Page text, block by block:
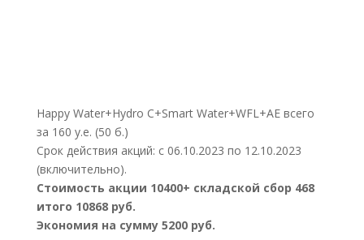
Happy Water+Hydro C+Smart Water+WFL+АЕ всего
за 160 у.е. (50 б.)
Срок действия акций: с 06.10.2023 по 12.10.2023
(включительно).
Стоимость акции 10400+ складской сбор 468
итого 10868 руб.
Экономия на сумму 5200 руб.